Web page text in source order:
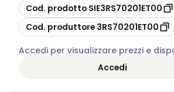
copia
Cod. prodotto SIE3RS70201ET00
copia
Cod. produttore 3RS70201ET00
Accedi per visualizzare prezzi e
Accedi